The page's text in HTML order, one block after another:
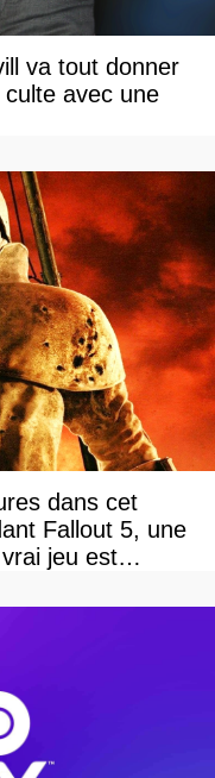
va tout donner
avec une
dans cet
Fallout 5, une
jeu est